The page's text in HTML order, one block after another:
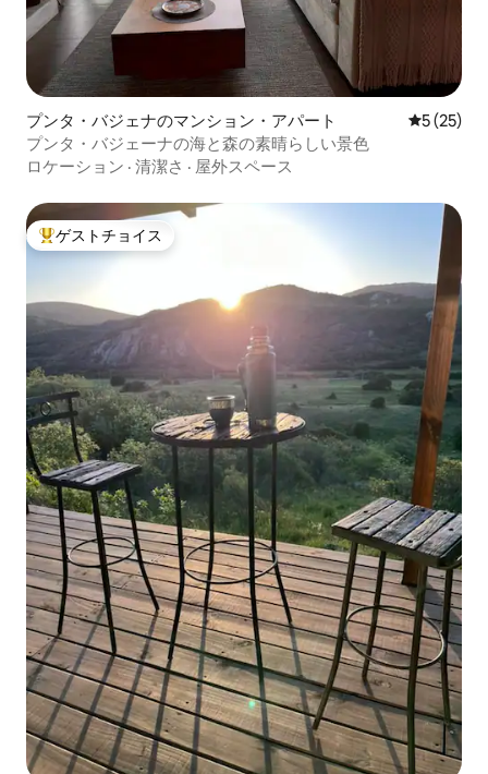
プンタ・バジェナのマンション・アパート レビュー
5 (25)
プンタ・バジェーナの海と森の素晴らしい景色
ロケーション · 清潔さ · 屋外スペース
大好評のゲストチョイスです。
ゲストチョイス